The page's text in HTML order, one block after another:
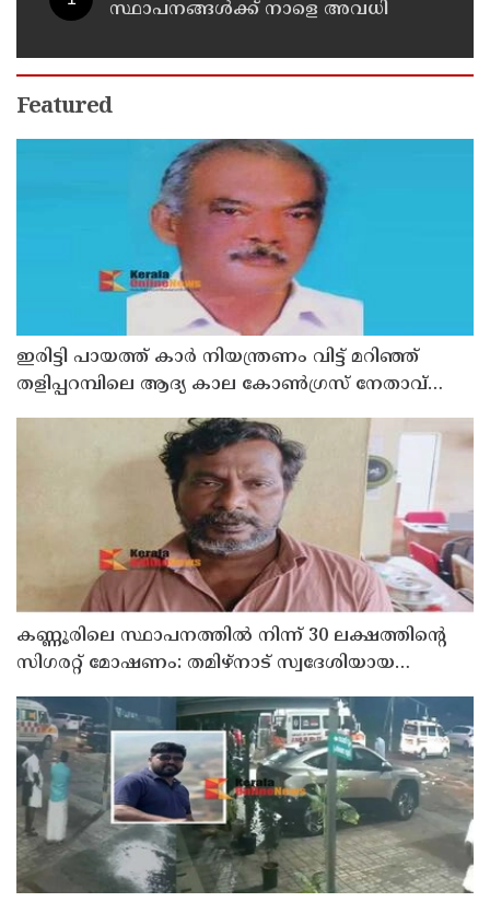
സ്ഥാപനങ്ങൾക്ക് നാളെ അവധി
Featured
ഇരിട്ടി പായത്ത് കാർ നിയന്ത്രണം വിട്ട് മറിഞ്ഞ്
തളിപ്പറമ്പിലെ ആദ്യ കാല കോണ്‍ഗ്രസ് നേതാവ്
കണ്ണൂരിലെ സ്ഥാപനത്തിൽ നിന്ന് 30 ലക്ഷത്തിന്റെ
സിഗരറ്റ് മോഷണം: തമിഴ്‌നാട് സ്വദേശിയായ